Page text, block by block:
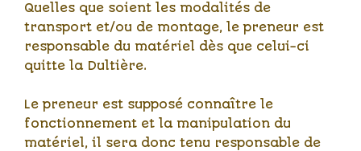
Quelles que soient les modalités de
transport et/ou de montage, le preneur est
responsable du matériel dès que celui-ci
quitte la Dultière.
Le preneur est supposé connaître le
fonctionnement et la manipulation du
matériel, il sera donc tenu responsable de